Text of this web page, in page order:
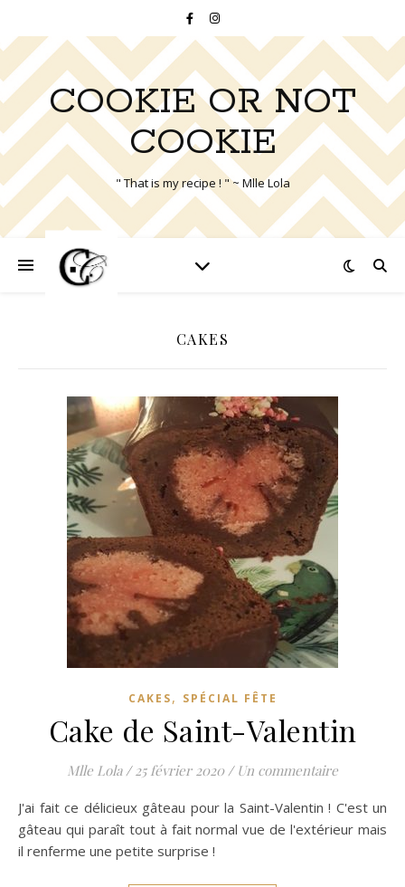
COOKIE OR NOT
COOKIE
" That is my recipe ! " ~ Mlle Lola
CAKES
CAKES, SPÉCIAL FÊTE
Cake de Saint-Valentin
Mlle Lola / 25 février 2020 / Un commentaire
J'ai fait ce délicieux gâteau pour la Saint-Valentin ! C'est un
gâteau qui paraît tout à fait normal vue de l'extérieur mais
il renferme une petite surprise !